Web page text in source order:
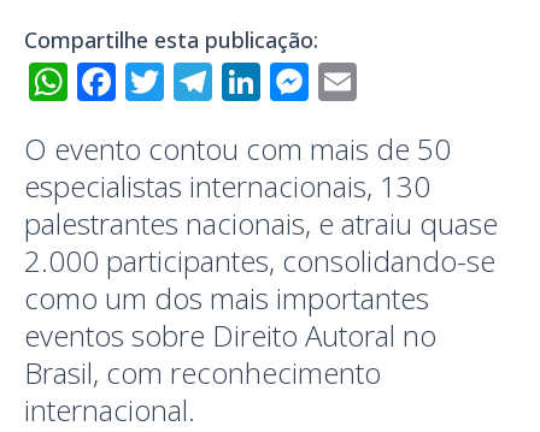
Compartilhe esta publicação:
WhatsApp
Facebook
Twitter
Telegram
LinkedIn
Messenger
O evento contou com mais de 50
especialistas internacionais, 130
palestrantes nacionais, e atraiu quase
2.000 participantes, consolidando-se
como um dos mais importantes
eventos sobre Direito Autoral no
Brasil, com reconhecimento
internacional.